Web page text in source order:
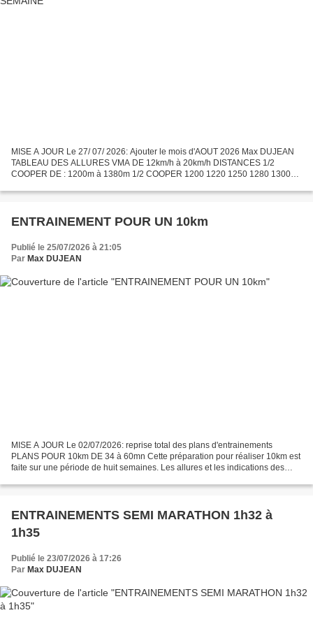
MISE A JOUR Le 27/ 07/ 2026: Ajouter le mois d'AOUT 2026 Max DUJEAN
TABLEAU DES ALLURES VMA DE 12km/h à 20km/h DISTANCES 1/2
COOPER DE : 1200m à 1380m 1/2 COOPER 1200 1220 1250 1280 1300
ENTRAINEMENT POUR UN 10km
Publié le 25/07/2026 à 21:05
Par Max DUJEAN
MISE A JOUR Le 02/07/2026: reprise total des plans d'entrainements
PLANS POUR 10km DE 34 à 60mn Cette préparation pour réaliser 10km est
faite sur une période de huit semaines. Les allures et les indications des
ENTRAINEMENTS SEMI MARATHON 1h32 à
1h35
Publié le 23/07/2026 à 17:26
Par Max DUJEAN